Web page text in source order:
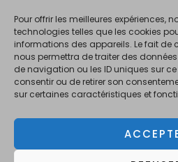
Pour offrir les meilleures expériences,
technologies telles que les cookies
informations des appareils. Le fait de
nous permettra de traiter des
de navigation ou les ID uniques sur ce
consentir ou de retirer son
sur certaines caractéristiques et
La consommation d'alcool est
enceintes. La vente d'alcool est interdite
En accédant à ce site et à nos offres,
Copyright © 2026 Le XOT